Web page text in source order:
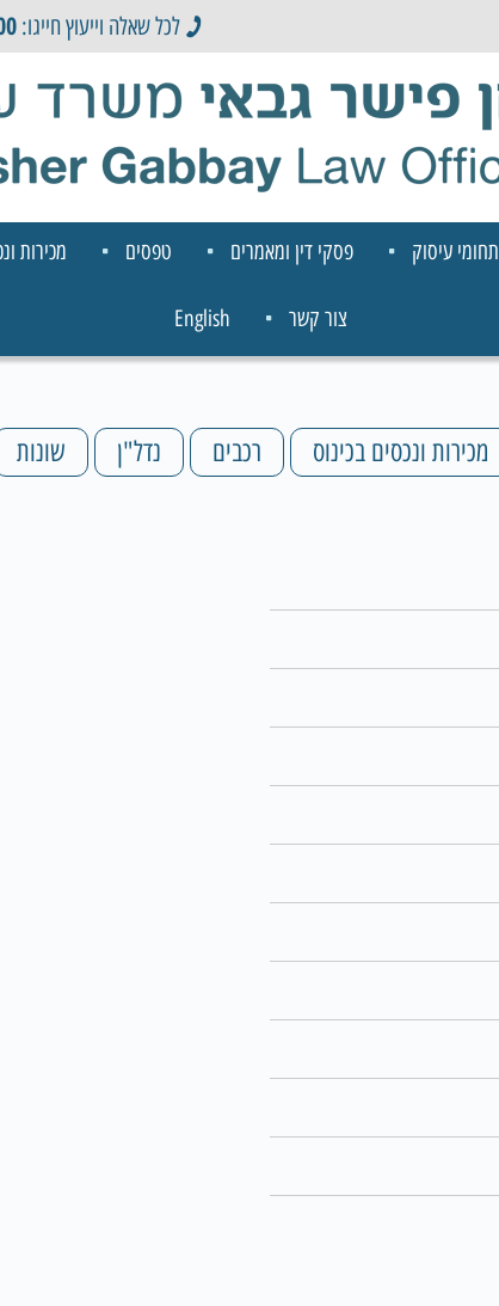
לכל שאלה וייעוץ חייגו:
תחומי עיסוק פסקי דין ומאמרים טפסים מכירות
צור קשר English
מכירות ונכסים בכינוס רכבים נדל"ן שונות